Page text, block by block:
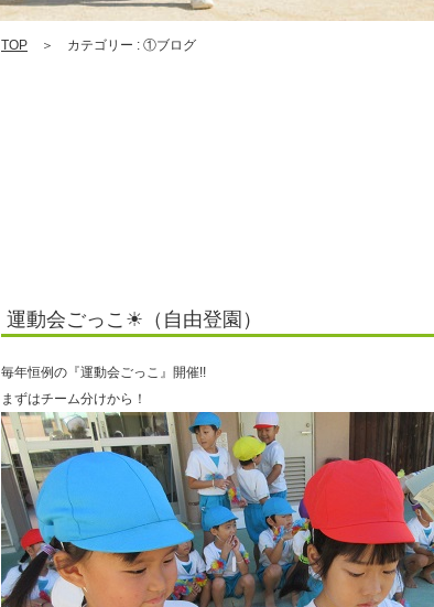
校
TOP ＞ カテゴリー : ①ブログ
運動会ごっこ☀（自由登園）
毎年恒例の『運動会ごっこ』開催!!
まずはチーム分けから！